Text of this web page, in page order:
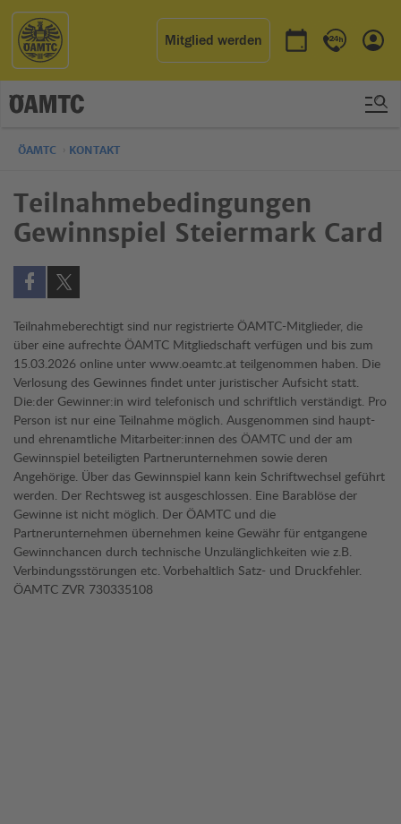
Mitglied werden
Termin buchen
Kontakt &
ÖAMTC KONTAKT
Teilnahmebedingungen
Gewinnspiel Steiermark Card
Auf Facebook teilen (öffnet in neuem Fenster)
Auf X teilen (öffnet in neuem Fenster)
Teilnahmeberechtigt sind nur registrierte ÖAMTC-Mitglieder, die
über eine aufrechte ÖAMTC Mitgliedschaft verfügen und bis zum
15.03.2026 online unter www.oeamtc.at teilgenommen haben. Die
Verlosung des Gewinnes findet unter juristischer Aufsicht statt.
Die:der Gewinner:in wird telefonisch und schriftlich verständigt. Pro
Person ist nur eine Teilnahme möglich. Ausgenommen sind haupt-
und ehrenamtliche Mitarbeiter:innen des ÖAMTC und der am
Gewinnspiel beteiligten Partnerunternehmen sowie deren
Angehörige. Über das Gewinnspiel kann kein Schriftwechsel geführt
werden. Der Rechtsweg ist ausgeschlossen. Eine Barablöse der
Gewinne ist nicht möglich. Der ÖAMTC und die
Partnerunternehmen übernehmen keine Gewähr für entgangene
Gewinnchancen durch technische Unzulänglichkeiten wie z.B.
Verbindungsstörungen etc. Vorbehaltlich Satz- und Druckfehler.
ÖAMTC ZVR 730335108